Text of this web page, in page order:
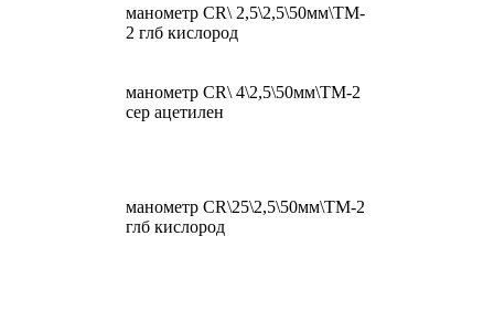
манометр CR\ 2,5\2,5\50мм\TM-
2 глб кислород
манометр CR\ 4\2,5\50мм\TM-2
сер ацетилен
манометр CR\25\2,5\50мм\TM-2
глб кислород